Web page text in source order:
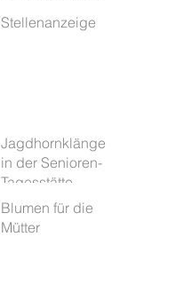
Euro
Stellenanzeige
Jagdhornklänge
in der Senioren-
Tagesstätte
Alzenau
Blumen für die
Mütter